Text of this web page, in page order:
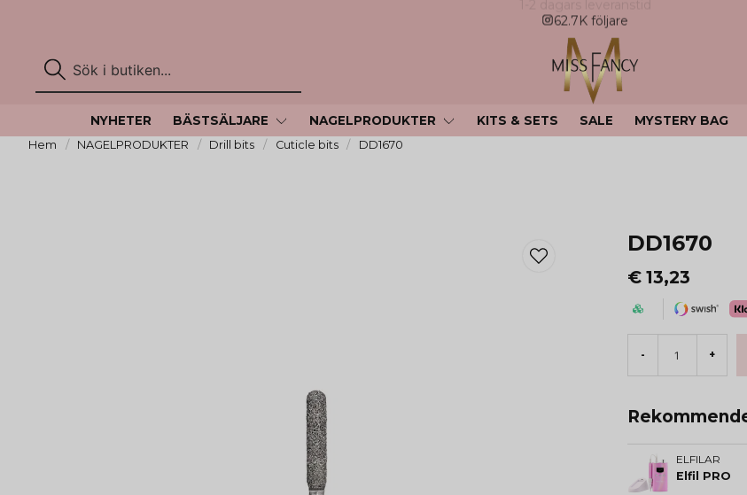
62.7K följare
NYHETER BÄSTSÄLJARE NAGELPRODUKTER KITS & SETS SALE MYSTERY BAG
Hem NAGELPRODUKTER Drill bits Cuticle bits DD1670
DD1670
€ 13,23
- +
ELFILAR
Elfil PRO